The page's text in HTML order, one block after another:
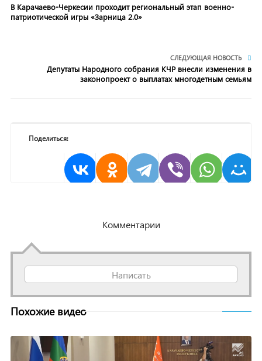
В Карачаево-Черкесии проходит региональный этап военно-
патриотической игры «Зарница 2.0»
СЛЕДУЮЩАЯ НОВОСТЬ
Депутаты Народного собрания КЧР внесли изменения в
законопроект о выплатах многодетным семьям
Поделиться:
Комментарии
Написать
Похожие видео